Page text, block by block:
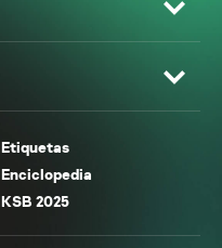
Etiquetas
Enciclopedia
KSB 2025